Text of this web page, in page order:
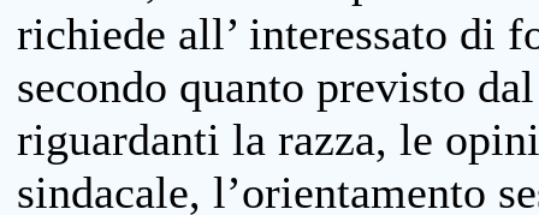
richiede all’ interessato di
secondo quanto previsto
riguardanti la razza, le
sindacale, l’orientamento